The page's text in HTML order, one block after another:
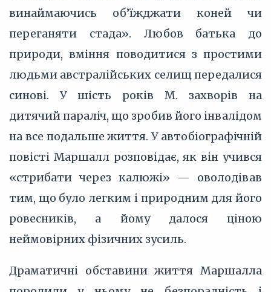
винаймаючись об’їжджати коней чи
переганяти стада». Любов батька до
природи, вміння поводитися з простими
людьми австралійських селищ передалися
синові. У шість років М. захворів на
дитячий параліч, що зробив його інвалідом
на все подальше життя. У автобіографічній
повісті Маршалл розповідає, як він учився
«стрибати через калюжі» — оволодівав
тим, що було легким і природним для його
ровесників, а йому далося ціною
неймовірних фізичних зусиль.
Драматичні обставини життя Маршалла